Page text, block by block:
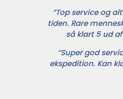
”Top service og
tiden. Rare
så klart 5 ud
”Super god
ekspedition. Kan